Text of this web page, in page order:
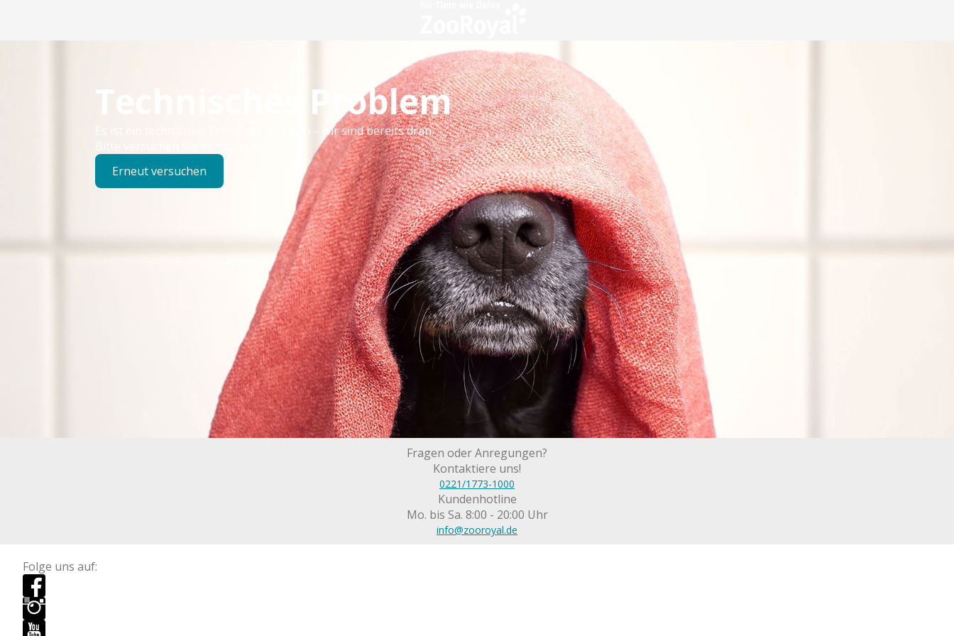
Technisches Problem
Es ist ein technischer Fehler aufgetreten – wir sind bereits dran.
Bitte versuchen Sie es später erneut.
Erneut versuchen
Fragen oder Anregungen?
Kontaktiere uns!
0221/1773-1000
Kundenhotline
Mo. bis Sa. 8:00 - 20:00 Uhr
info@zooroyal.de
Folge uns auf: